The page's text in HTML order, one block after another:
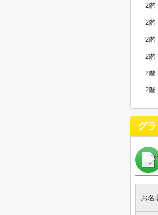
2階
2階
2階
2階
2階
2階
グ
お名